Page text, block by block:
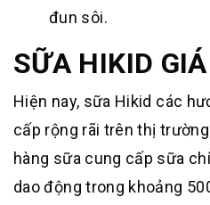
đun sôi.
SỮA HIKID
Hiện nay, sữa Hikid các
cấp rộng rãi trên thị
hàng sữa cung cấp sữa
dao động trong khoảng